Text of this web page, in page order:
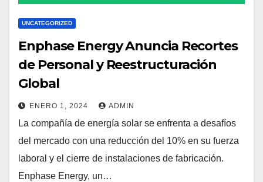
UNCATEGORIZED
Enphase Energy Anuncia Recortes
de Personal y Reestructuración
Global
ENERO 1, 2024 ADMIN
La compañía de energía solar se enfrenta a desafíos
del mercado con una reducción del 10% en su fuerza
laboral y el cierre de instalaciones de fabricación.
Enphase Energy, un…